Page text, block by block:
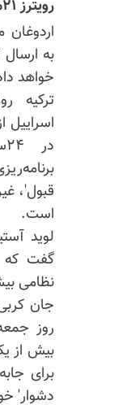
رویترز ۲۱مهر:
به
خواهد
ترکیه
قبول'،
است.
لوید
گفت که
نظامی
جان
روز
بیش از
دشوار'